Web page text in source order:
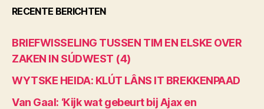
RECENTE BERICHTEN
BRIEFWISSELING TUSSEN TIM EN ELSKE OVER
ZAKEN IN SÚDWEST (4)
WYTSKE HEIDA: KLÚT LÂNS IT BREKKENPAAD
Van Gaal: ‘Kijk wat gebeurt bij Ajax en